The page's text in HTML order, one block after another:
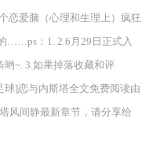
恋爱脑（心理和生理上）疯狂
……ps：1. 2.6月29日正式入
~. 3.如果掉落收藏和评
球]恋与内斯塔全文免费阅读由
风间静最新章节，请分享给